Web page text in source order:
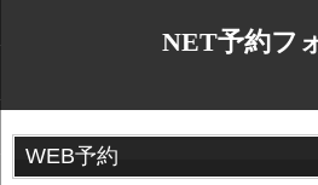
NET予約フ
WEB予約